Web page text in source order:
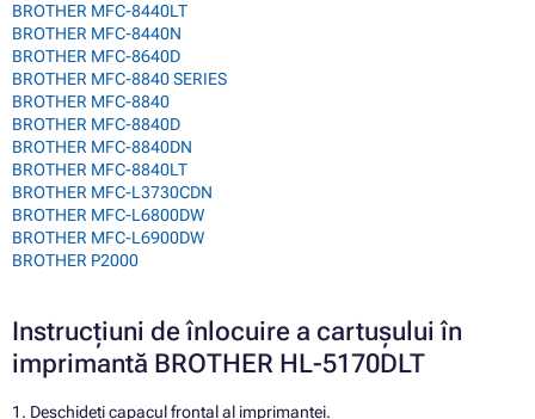
BROTHER MFC-8440LT
BROTHER MFC-8440N
BROTHER MFC-8640D
BROTHER MFC-8840 SERIES
BROTHER MFC-8840
BROTHER MFC-8840D
BROTHER MFC-8840DN
BROTHER MFC-8840LT
BROTHER MFC-L3730CDN
BROTHER MFC-L6800DW
BROTHER MFC-L6900DW
BROTHER P2000
Instrucțiuni de înlocuire a cartușului în
imprimantă BROTHER HL-5170DLT
1. Deschideți capacul frontal al imprimantei.